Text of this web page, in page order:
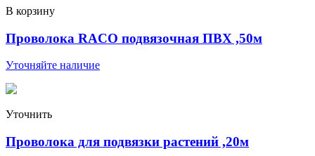
В корзину
Проволока RACO подвязочная ПВХ ,50м
Уточняйте наличие
Уточнить
Проволока для подвязки растений ,20м